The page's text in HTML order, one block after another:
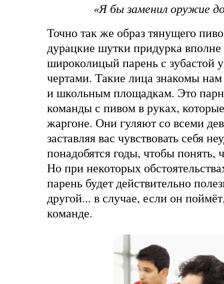
«Я бы заменил оружие
Точно так же образ тянущего
дурацкие шутки придурка
широколицый парень с зубастой
чертами. Такие лица знакомы
и школьным площадкам. Это
команды с пивом в руках,
жаргоне. Они гуляют со всеми
заставляя вас чувствовать себя
понадобятся годы, чтобы понять,
Но при некоторых
парень будет действительно
другой... в случае, если он
команде.